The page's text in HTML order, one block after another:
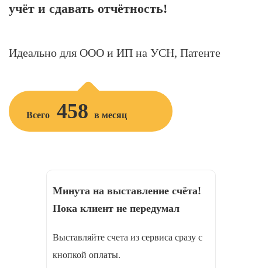
учёт и сдавать отчётность!
Идеально для ООО и ИП на УСН, Патенте
Всего 458 в месяц
Минута на выставление счёта!
Пока клиент не передумал
Выставляйте счета из сервиса сразу с
кнопкой оплаты.